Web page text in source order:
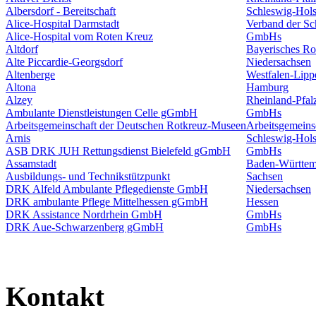
Albersdorf - Bereitschaft
Schleswig-
Alice-Hospital Darmstadt
Verband der
Alice-Hospital vom Roten Kreuz
GmbHs
Altdorf
Bayerisches
Alte Piccardie-Georgsdorf
Niedersachsen
Altenberge
Westfalen-
Altona
Hamburg
Alzey
Rheinland-
Ambulante Dienstleistungen Celle gGmbH
GmbHs
Arbeitsgemeinschaft der Deutschen Rotkreuz-Museen
Arnis
Schleswig-
ASB DRK JUH Rettungsdienst Bielefeld gGmbH
GmbHs
Assamstadt
Baden-
Ausbildungs- und Technikstützpunkt
Sachsen
DRK Alfeld Ambulante Pflegedienste GmbH
Niedersachsen
DRK ambulante Pflege Mittelhessen gGmbH
Hessen
DRK Assistance Nordrhein GmbH
GmbHs
DRK Aue-Schwarzenberg gGmbH
GmbHs
Kontakt